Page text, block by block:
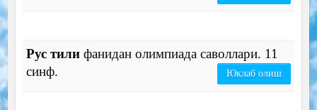
Рус тилифанидан олимпиада саволлари. 11
синф.
Юклаб олиш